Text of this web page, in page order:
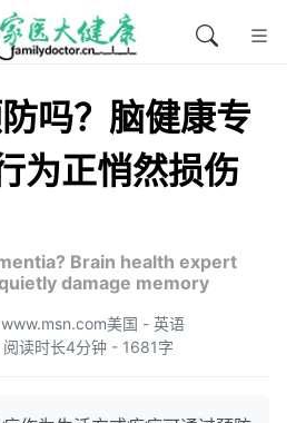
吗？脑健康专
为正悄然损伤
Brain health expert
damage memory
美国 - 英语
读时长4分钟 - 1681字